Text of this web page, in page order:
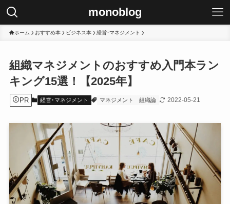
monoblog
ホーム おすすめ本 ビジネス本 経営･マネジメント
組織マネジメントのおすすめ入門本ラン
キング15選！【2025年】
PR 経営･マネジメント マネジメント 組織論 2022-05-21